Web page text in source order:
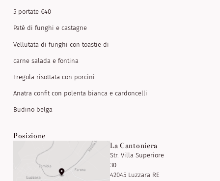
5 portate €40
Patè di funghi e castagne
Vellutata di funghi con toastie di
carne salada e fontina
Fregola risottata con porcini
Anatra confit con polenta bianca e cardoncelli
Budino belga
Posizione
La Cantoniera
Str. Villa Superiore
30
42045 Luzzara RE